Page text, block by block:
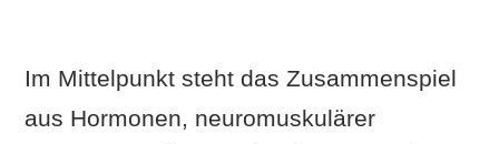
Im Mittelpunkt steht das Zusammenspiel
aus Hormonen, neuromuskulärer